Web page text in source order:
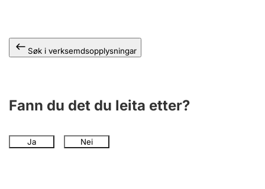
Søk i verksemdsopplysningar
Fann du det du leita etter?
Ja Nei